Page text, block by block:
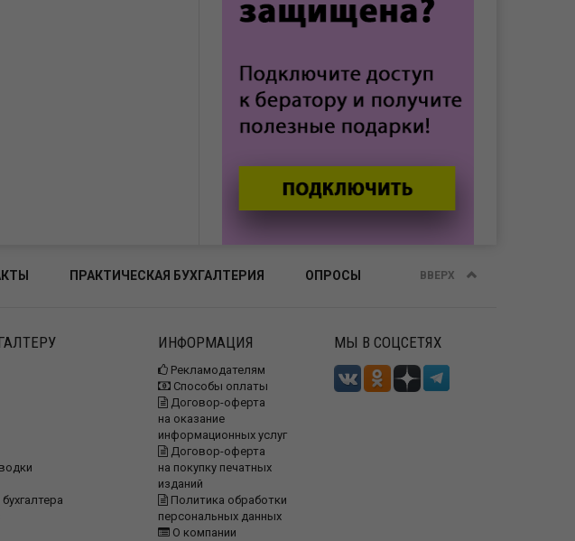
ПРАКТИЧЕСКАЯ БУХГАЛТЕРИЯ ОПРОСЫ ВВЕРХ
ИНФОРМАЦИЯ
Рекламодателям
Способы оплаты
Договор-оферта
на оказание
информационных услуг
Договор-оферта
на покупку печатных
изданий
Политика обработки
персональных данных
О компании
МЫ В СОЦСЕТЯХ